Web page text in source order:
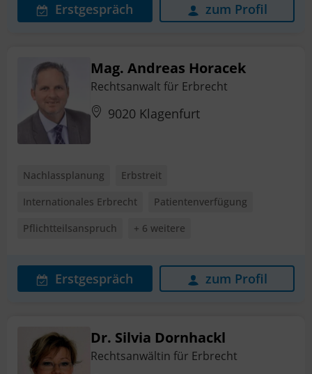
Erstgespräch zum Profil
Mag. Andreas Horacek
Rechtsanwalt für Erbrecht
9020 Klagenfurt
Nachlassplanung
Erbstreit
Internationales Erbrecht
Patientenverfügung
Pflichtteilsanspruch
+ 6 weitere
Erstgespräch zum Profil
Dr. Silvia Dornhackl
Rechtsanwältin für Erbrecht